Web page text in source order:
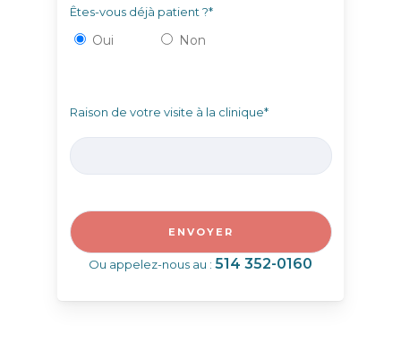
Êtes-vous déjà patient ?*
Oui Non
Raison de votre visite à la clinique*
Ou appelez-nous au : 514 352-0160